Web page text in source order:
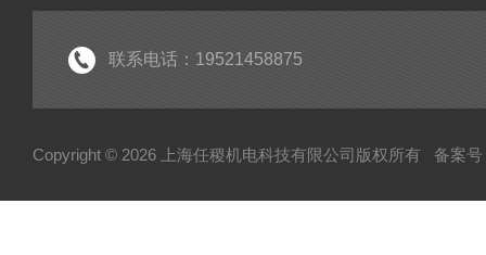
联系电话：19521458875
Copyright © 2026 上海任稷机电科技有限公司版权所有 备案号